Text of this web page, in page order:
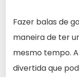
Fazer balas de
maneira de ter
mesmo tempo.
divertida que